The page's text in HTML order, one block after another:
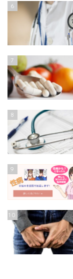
6
7
8
9
10